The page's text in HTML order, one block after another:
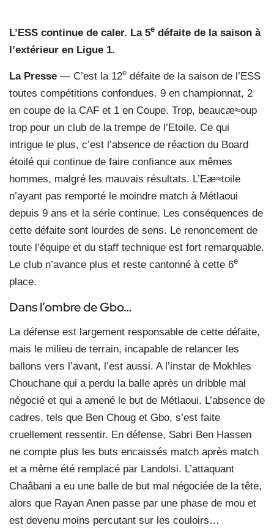
L’ESS continue de caler. La 5e défaite de la saison à
l’extérieur en Ligue 1.
La Presse — C’est la 12e défaite de la saison de l’ESS
toutes compétitions confondues. 9 en championnat, 2
en coupe de la CAF et 1 en Coupe. Trop, beaucæ≈oup
trop pour un club de la trempe de l’Etoile. Ce qui
intrigue le plus, c’est l’absence de réaction du Board
étoilé qui continue de faire confiance aux mêmes
hommes, malgré les mauvais résultats. L’Eæ≈toile
n’ayant pas remporté le moindre match à Métlaoui
depuis 9 ans et la série continue. Les conséquences de
cette défaite sont lourdes de sens. Le renoncement de
toute l’équipe et du staff technique est fort remarquable.
Le club n’avance plus et reste cantonné à cette 6e
place.
Dans l’ombre de Gbo…
La défense est largement responsable de cette défaite,
mais le milieu de terrain, incapable de relancer les
ballons vers l’avant, l’est aussi. A l’instar de Mokhles
Chouchane qui a perdu la balle après un dribble mal
négocié et qui a amené le but de Métlaoui. L’absence de
cadres, tels que Ben Choug et Gbo, s’est faite
cruellement ressentir. En défense, Sabri Ben Hassen
ne compte plus les buts encaissés match après match
et a même été remplacé par Landolsi. L’attaquant
Chaâbani a eu une balle de but mal négociée de la tête,
alors que Rayan Anen passe par une phase de mou et
est devenu moins percutant sur les couloirs…